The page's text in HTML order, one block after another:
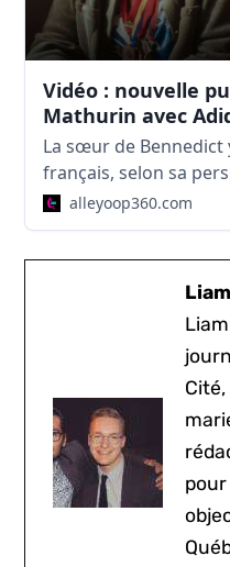
Vidéo : nouvelle
Mathurin avec
La sœur de
français, selon sa
alleyoop360.com